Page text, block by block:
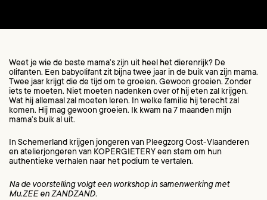
Weet je wie de beste mama’s zijn uit heel het dierenrijk? De
olifanten. Een babyolifant zit bijna twee jaar in de buik van zijn mama.
Twee jaar krijgt die de tijd om te groeien. Gewoon groeien. Zonder
iets te moeten. Niet moeten nadenken over of hij eten zal krijgen.
Wat hij allemaal zal moeten leren. In welke familie hij terecht zal
komen. Hij mag gewoon groeien. Ik kwam na 7 maanden mijn
mama’s buik al uit.
In Schemerland krijgen jongeren van Pleegzorg Oost-Vlaanderen
en atelierjongeren van KOPERGIETERY een stem om hun
authentieke verhalen naar het podium te vertalen.
Na de voorstelling volgt een workshop in samenwerking met
Mu.ZEE en ZANDZAND.